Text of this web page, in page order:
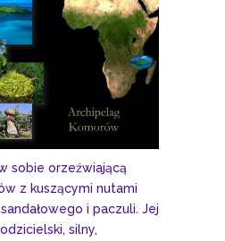
sobie orzeźwiającą
z kuszącymi nutami
i paczuli. Jej
silny,